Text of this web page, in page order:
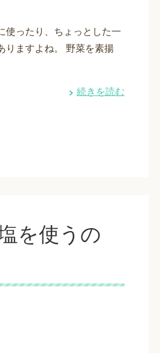
使ったり、ちょっとした一
りますよね。 野菜を素揚
続きを読む
を使うの